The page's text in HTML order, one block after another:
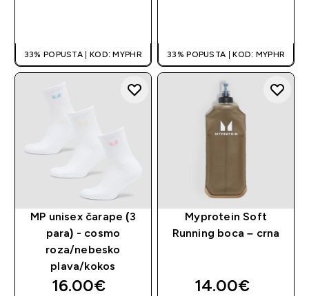
33% POPUSTA | KOD: MYPHR 33% POPUSTA | KOD: MYPHR
MP unisex čarape (3
para) - cosmo
roza/nebesko
plava/kokos
16.00€‎
Myprotein Soft
Running boca – crna
14.00€‎